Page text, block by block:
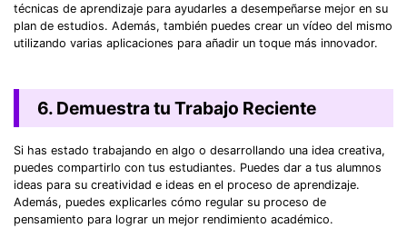
técnicas de aprendizaje para ayudarles a desempeñarse mejor en su
plan de estudios. Además, también puedes crear un vídeo del mismo
utilizando varias aplicaciones para añadir un toque más innovador.
6. Demuestra tu Trabajo Reciente
Si has estado trabajando en algo o desarrollando una idea creativa,
puedes compartirlo con tus estudiantes. Puedes dar a tus alumnos
ideas para su creatividad e ideas en el proceso de aprendizaje.
Además, puedes explicarles cómo regular su proceso de
pensamiento para lograr un mejor rendimiento académico.